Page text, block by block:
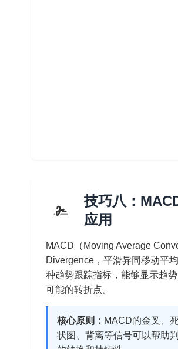
技巧八：
应用
MACD（Moving Average
Divergence，平滑异同移动平
种趋势跟踪指标，能够显示趋
可能的转折点。
核心原则： MACD的金叉、
状图、背离等信号可以帮助